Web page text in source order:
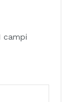
campi